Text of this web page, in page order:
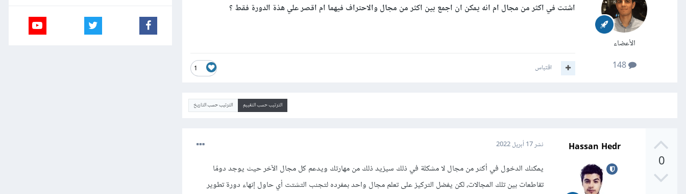
الأعضاء
148
اشتت في اكثر من مجال ام انه يمكن ان اجمع بين اكثر من مجال والاحتراف فيهما ام اقصر علي هذة الدورة فقط ؟
1 اقتباس
الترتيب حسب التقييم الترتيب حسب التاريخ
0
Hassan Hedr نشر17 أبريل 2022
يمكنك الدخول في أكثر من مجال لا مشكلة في ذلك سيزيد ذلك من مهارتك ويدعم كل مجال الآخر حيث يوجد دومًا
تقاطعات بين تلك المجالات، لكن يفضل التركيز على تعلم مجال واحد بمفرده لتجنب التشتت أي حاول إنهاء دورة تطوير